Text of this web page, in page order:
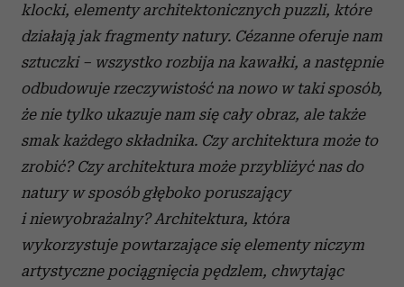
klocki, elementy architektonicznych puzzli, które
działają jak fragmenty natury. Cézanne oferuje nam
sztuczki – wszystko rozbija na kawałki, a następnie
odbudowuje rzeczywistość na nowo w taki sposób,
że nie tylko ukazuje nam się cały obraz, ale także
smak każdego składnika. Czy architektura może to
zrobić? Czy architektura może przybliżyć nas do
natury w sposób głęboko poruszający
i niewyobrażalny? Architektura, która
wykorzystuje powtarzające się elementy niczym
artystyczne pociągnięcia pędzlem, chwytając